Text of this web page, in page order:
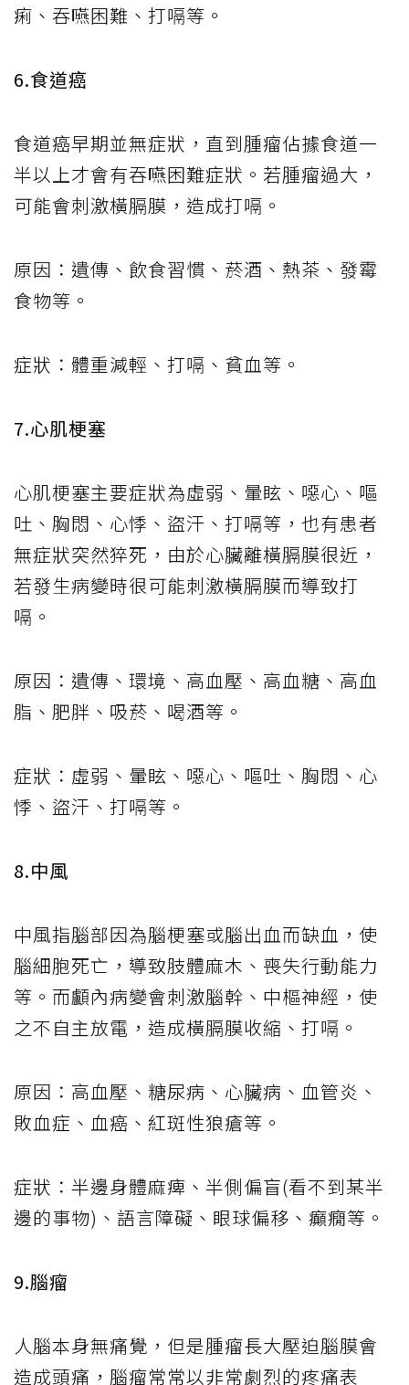
痢、吞嚥困難、打嗝等。
6.食道癌
食道癌早期並無症狀，直到腫瘤佔據食道一
半以上才會有吞嚥困難症狀。若腫瘤過大，
可能會刺激橫膈膜，造成打嗝。
原因：遺傳、飲食習慣、菸酒、熱茶、發霉
食物等。
症狀：體重減輕、打嗝、貧血等。
7.心肌梗塞
心肌梗塞主要症狀為虛弱、暈眩、噁心、嘔
吐、胸悶、心悸、盜汗、打嗝等，也有患者
無症狀突然猝死，由於心臟離橫膈膜很近，
若發生病變時很可能刺激橫膈膜而導致打
嗝。
原因：遺傳、環境、高血壓、高血糖、高血
脂、肥胖、吸菸、喝酒等。
症狀：虛弱、暈眩、噁心、嘔吐、胸悶、心
悸、盜汗、打嗝等。
8.中風
中風指腦部因為腦梗塞或腦出血而缺血，使
腦細胞死亡，導致肢體麻木、喪失行動能力
等。而顱內病變會刺激腦幹、中樞神經，使
之不自主放電，造成橫膈膜收縮、打嗝。
原因：高血壓、糖尿病、心臟病、血管炎、
敗血症、血癌、紅斑性狼瘡等。
症狀：半邊身體麻痺、半側偏盲(看不到某半
邊的事物)、語言障礙、眼球偏移、癲癇等。
9.腦瘤
人腦本身無痛覺，但是腫瘤長大壓迫腦膜會
造成頭痛，腦瘤常常以非常劇烈的疼痛表